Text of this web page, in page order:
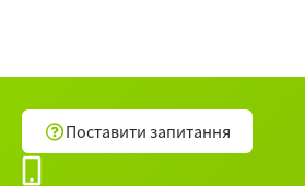
Поставити запитання